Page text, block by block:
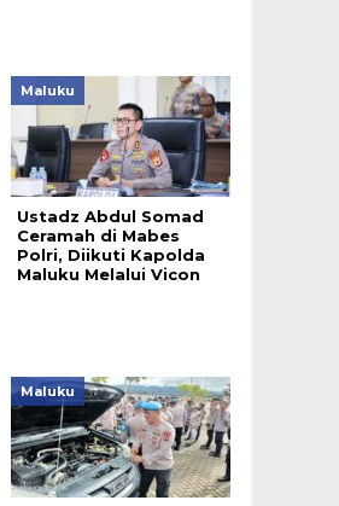
Maluku
Ustadz Abdul Somad
Ceramah di Mabes
Polri, Diikuti Kapolda
Maluku Melalui Vicon
Maluku